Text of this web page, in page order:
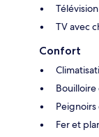
TV avec
Confort
Peignoirs
Fer et